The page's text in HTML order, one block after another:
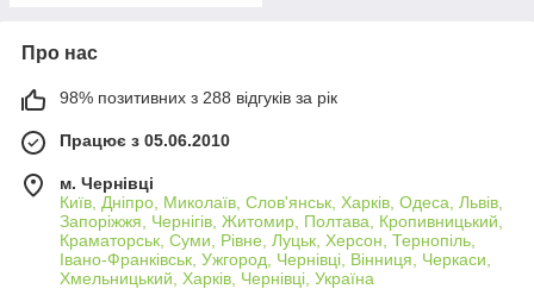
Про нас
98% позитивних з 288 відгуків за рік
Працює з 05.06.2010
м. Чернівці
Київ, Дніпро, Миколаїв, Слов'янськ, Харків, Одеса, Львів,
Запоріжжя, Чернігів, Житомир, Полтава, Кропивницький,
Краматорськ, Суми, Рівне, Луцьк, Херсон, Тернопіль,
Івано-Франківськ, Ужгород, Чернівці, Вінниця, Черкаси,
Хмельницький, Харків, Чернівці, Україна